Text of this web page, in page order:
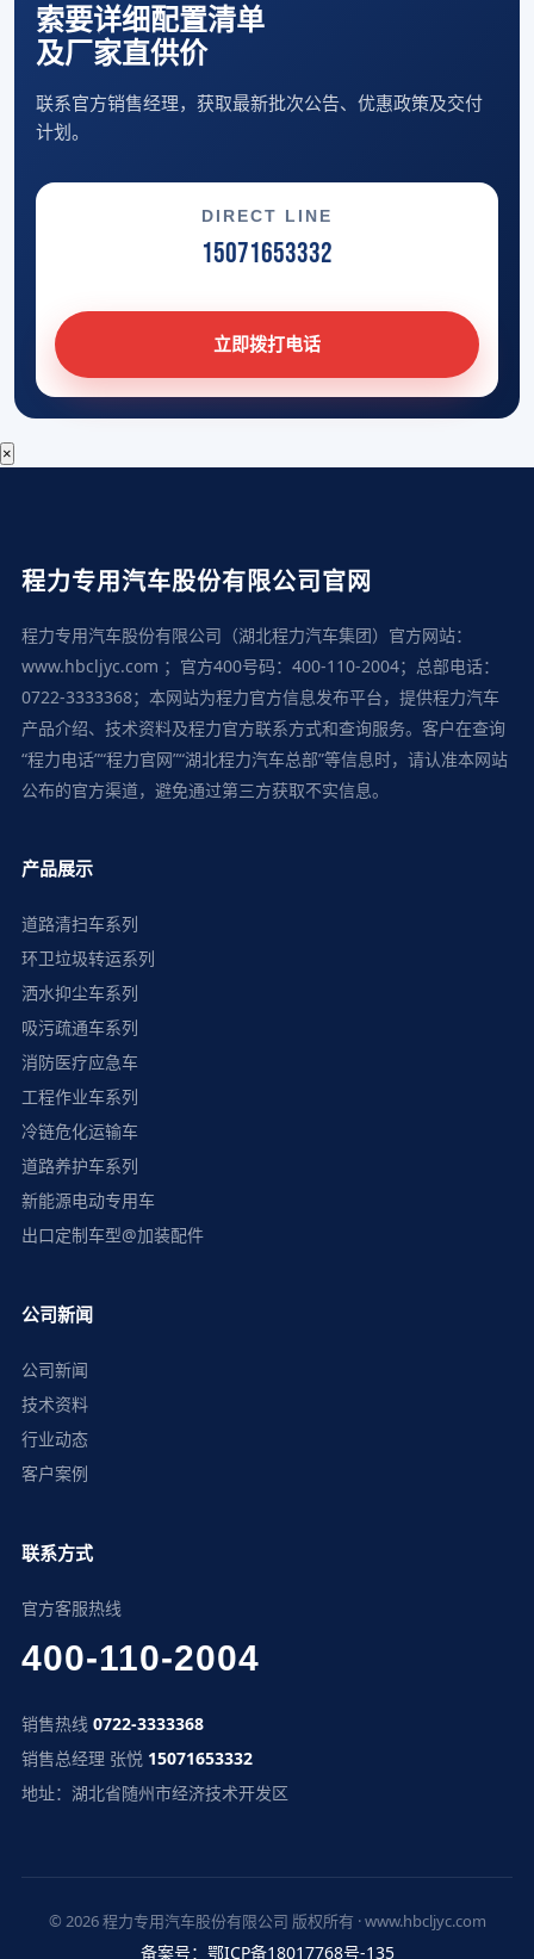
索要详细配置清单
及厂家直供价
联系官方销售经理，获取最新批次公告、优惠政策及交付
计划。
DIRECT LINE
15071653332
立即拨打电话
×
程力专用汽车股份有限公司官网
程力专用汽车股份有限公司（湖北程力汽车集团）官方网站：
www.hbcljyc.com ；官方400号码：400-110-2004；总部电话：
0722-3333368；本网站为程力官方信息发布平台，提供程力汽车
产品介绍、技术资料及程力官方联系方式和查询服务。客户在查询
“程力电话”“程力官网”“湖北程力汽车总部”等信息时，请认准本网站
公布的官方渠道，避免通过第三方获取不实信息。
产品展示
道路清扫车系列
环卫垃圾转运系列
洒水抑尘车系列
吸污疏通车系列
消防医疗应急车
工程作业车系列
冷链危化运输车
道路养护车系列
新能源电动专用车
出口定制车型@加装配件
公司新闻
公司新闻
技术资料
行业动态
客户案例
联系方式
官方客服热线
400-110-2004
销售热线 0722-3333368
销售总经理 张悦 15071653332
地址：湖北省随州市经济技术开发区
© 2026 程力专用汽车股份有限公司 版权所有 · www.hbcljyc.com
备案号：鄂ICP备18017768号-135